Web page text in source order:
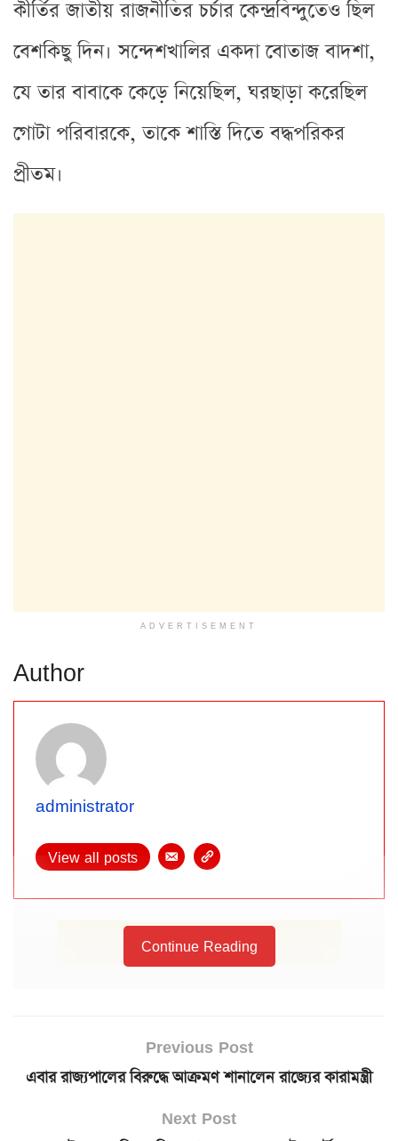
কীর্তির জাতীয় রাজনীতির চর্চার কেন্দ্রবিন্দুতেও ছিল
বেশকিছু দিন। সন্দেশখালির একদা বোতাজ বাদশা,
যে তার বাবাকে কেড়ে নিয়েছিল, ঘরছাড়া করেছিল
গোটা পরিবারকে, তাকে শাস্তি দিতে বদ্ধপরিকর
প্রীতম।
ADVERTISEMENT
Author
administrator
View all posts
Continue Reading
Previous Post
এবার রাজ্যপালের বিরুদ্ধে আক্রমণ শানালেন রাজ্যের কারামন্ত্রী
Next Post